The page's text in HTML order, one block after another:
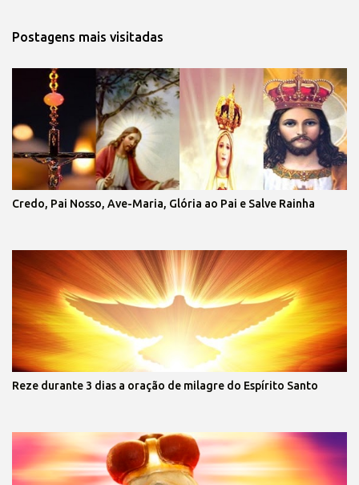
Postagens mais visitadas
Credo, Pai Nosso, Ave-Maria, Glória ao Pai e Salve Rainha
Reze durante 3 dias a oração de milagre do Espírito Santo